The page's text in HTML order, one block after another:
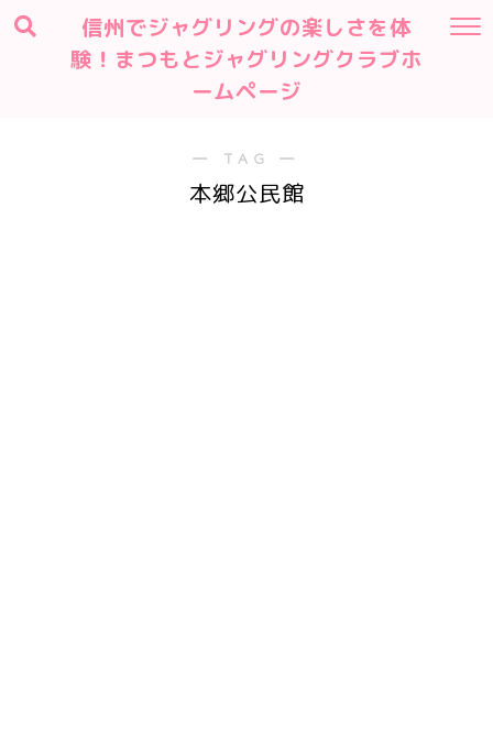
信州でジャグリングの楽しさを体
験！まつもとジャグリングクラブホ
ームページ
― TAG ―
本郷公民館